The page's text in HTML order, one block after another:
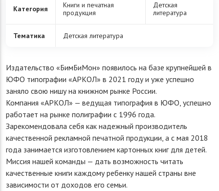
Категория
Книги и печатная
продукция
Детская
литература
Тематика Детская литература
Издательство «БимБиМон» появилось на базе крупнейшей в
ЮФО типографии «АРКОЛ» в 2021 году и уже успешно
заняло свою нишу на книжном рынке России.
Компания «АРКОЛ» — ведущая типография в ЮФО, успешно
работает на рынке полиграфии с 1996 года.
Зарекомендовала себя как надежный производитель
качественной рекламной печатной продукции, а с мая 2018
года занимается изготовлением картонных книг для детей.
Миссия нашей команды — дать возможность читать
качественные книги каждому ребенку нашей страны вне
зависимости от доходов его семьи.